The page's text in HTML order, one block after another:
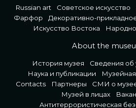
Russian art Советское искусство
Фарфор
Декоративно-
Искусство Востока
About the
История музея
Сведения
Наука и публикации
Contacts
Партнеры СМИ о
Музей в лицах
Антитеррористическая